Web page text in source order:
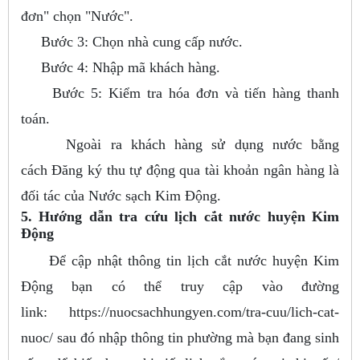
đơn" chọn "Nước".
Bước 3: Chọn nhà cung cấp nước.
Bước 4: Nhập mã khách hàng.
Bước 5: Kiểm tra hóa đơn và tiến hàng thanh
toán.
Ngoài ra khách hàng sử dụng nước bằng
cách Đăng ký thu tự động qua tài khoản ngân hàng là
đối tác của Nước sạch Kim Động.
5. Hướng dẫn tra cứu lịch cắt nước huyện Kim
Động
Để cập nhật thông tin lịch cắt nước huyện Kim
Động bạn có thể truy cập vào đường
link: https://nuocsachhungyen.com/tra-cuu/lich-cat-
nuoc/ sau đó nhập thông tin phường mà bạn đang sinh